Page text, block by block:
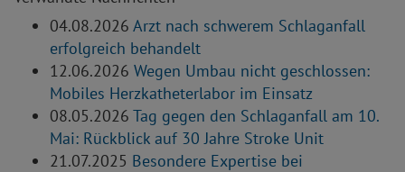
04.08.2026 Arzt nach schwerem Schlaganfall
erfolgreich behandelt
12.06.2026 Wegen Umbau nicht geschlossen:
Mobiles Herzkatheterlabor im Einsatz
08.05.2026 Tag gegen den Schlaganfall am 10.
Mai: Rückblick auf 30 Jahre Stroke Unit
21.07.2025 Besondere Expertise bei